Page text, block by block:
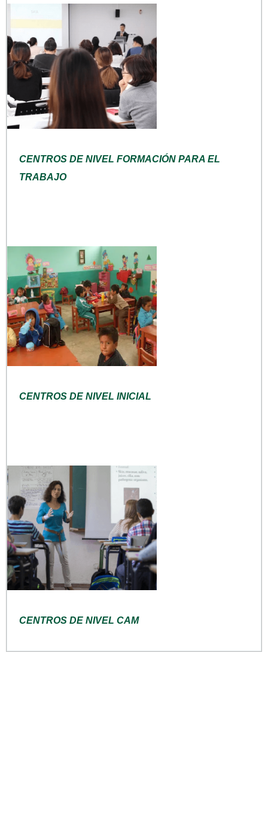
CENTROS DE NIVEL FORMACIÓN PARA EL
TRABAJO
CENTROS DE NIVEL INICIAL
CENTROS DE NIVEL CAM